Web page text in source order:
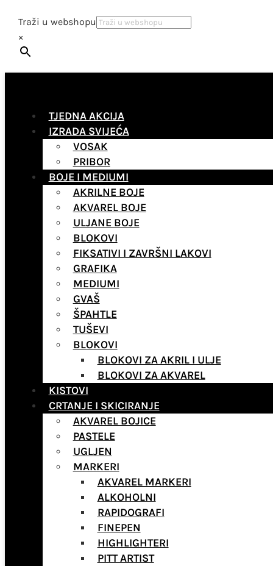
Traži u webshopu
×
TJEDNA AKCIJA
IZRADA SVIJEĆA
VOSAK
PRIBOR
BOJE I MEDIUMI
AKRILNE BOJE
AKVAREL BOJE
ULJANE BOJE
BLOKOVI
FIKSATIVI I ZAVRŠNI LAKOVI
GRAFIKA
MEDIUMI
GVAŠ
ŠPAHTLE
TUŠEVI
BLOKOVI
BLOKOVI ZA AKRIL I ULJE
BLOKOVI ZA AKVAREL
KISTOVI
CRTANJE I SKICIRANJE
AKVAREL BOJICE
PASTELE
UGLJEN
MARKERI
AKVAREL MARKERI
ALKOHOLNI
RAPIDOGRAFI
FINEPEN
HIGHLIGHTERI
PITT ARTIST